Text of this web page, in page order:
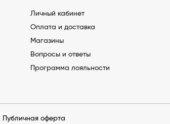
Личный кабинет
Оплата и доставка
Магазины
Вопросы и ответы
Программа лояльности
Публичная оферта